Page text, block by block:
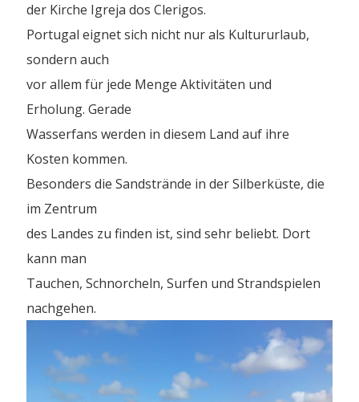
der Kirche Igreja dos Clerigos.
Portugal eignet sich nicht nur als Kultururlaub,
sondern auch
vor allem für jede Menge Aktivitäten und
Erholung. Gerade
Wasserfans werden in diesem Land auf ihre
Kosten kommen.
Besonders die Sandstrände in der Silberküste, die
im Zentrum
des Landes zu finden ist, sind sehr beliebt. Dort
kann man
Tauchen, Schnorcheln, Surfen und Strandspielen
nachgehen.